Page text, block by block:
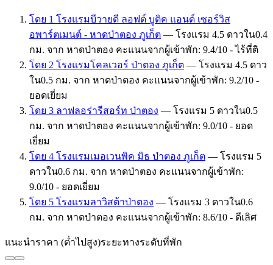
โดย 1 โรงแรมบีวายดี ลอฟต์ บูติค แอนด์ เซอร์วิส
อพาร์ตเมนต์ - หาดป่าตอง ภูเก็ต — โรงแรม 4.5 ดาวใน0.4
กม. จาก หาดป่าตอง คะแนนจากผู้เข้าพัก: 9.4/10 - ไร้ที่ติ
โดย 2 โรงแรมโคลเวอร์ ป่าตอง ภูเก็ต — โรงแรม 4.5 ดาว
ใน0.5 กม. จาก หาดป่าตอง คะแนนจากผู้เข้าพัก: 9.2/10 -
ยอดเยี่ยม
โดย 3 ลาฟลอร่ารีสอร์ท ป่าตอง — โรงแรม 5 ดาวใน0.5
กม. จาก หาดป่าตอง คะแนนจากผู้เข้าพัก: 9.0/10 - ยอด
เยี่ยม
โดย 4 โรงแรมเมอเวนพิค มิธ ป่าตอง ภูเก็ต — โรงแรม 5
ดาวใน0.6 กม. จาก หาดป่าตอง คะแนนจากผู้เข้าพัก:
9.0/10 - ยอดเยี่ยม
โดย 5 โรงแรมลาวิสต้าป่าตอง — โรงแรม 3 ดาวใน0.6
กม. จาก หาดป่าตอง คะแนนจากผู้เข้าพัก: 8.6/10 - ดีเลิศ
แนะนำราคา (ต่ำไปสูง)ระยะทางระดับที่พัก